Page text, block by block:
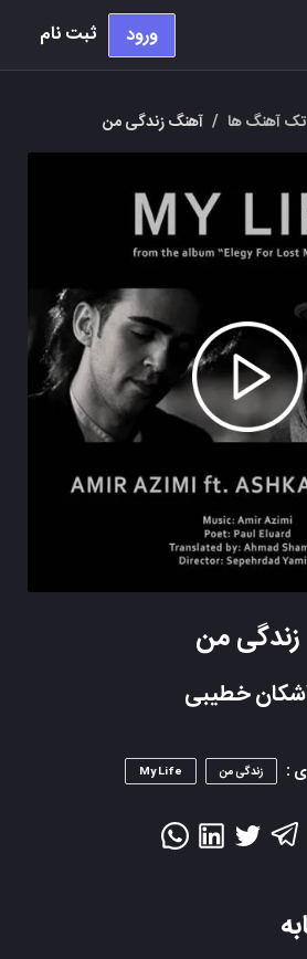
ورود ثبت نام
تک آهنگ ها / آهنگ زندگی من
زندگی من
خطیبی
: زندگی من My Life